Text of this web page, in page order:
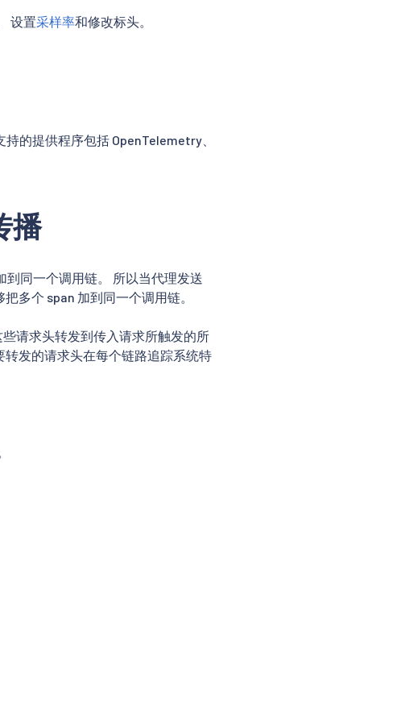
设置采样率和修改标头。
的提供程序包括 OpenTelemetry、
播
同一个调用链。 所以当代理发送
多个 span 加到同一个调用链。
请求头转发到传入请求所触发的所
发的请求头在每个链路追踪系统特